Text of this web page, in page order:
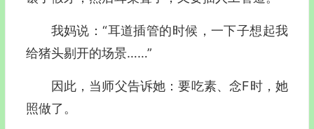
我妈说：“耳道插管的时候，一下子想起我
给猪头剔开的场景……”
因此，当师父告诉她：要吃素、念F时，她
照做了。